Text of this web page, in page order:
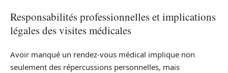
Responsabilités professionnelles et implications
légales des visites médicales
Avoir manqué un rendez-vous médical implique non
seulement des répercussions personnelles, mais